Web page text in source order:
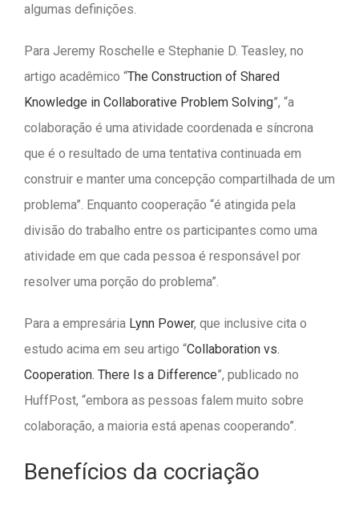
algumas definições.
Para Jeremy Roschelle e Stephanie D. Teasley, no
artigo acadêmico “The Construction of Shared
Knowledge in Collaborative Problem Solving”, “a
colaboração é uma atividade coordenada e síncrona
que é o resultado de uma tentativa continuada em
construir e manter uma concepção compartilhada de um
problema”. Enquanto cooperação “é atingida pela
divisão do trabalho entre os participantes como uma
atividade em que cada pessoa é responsável por
resolver uma porção do problema”.
Para a empresária Lynn Power, que inclusive cita o
estudo acima em seu artigo “Collaboration vs.
Cooperation. There Is a Difference”, publicado no
HuffPost, “embora as pessoas falem muito sobre
colaboração, a maioria está apenas cooperando”.
Benefícios da cocriação